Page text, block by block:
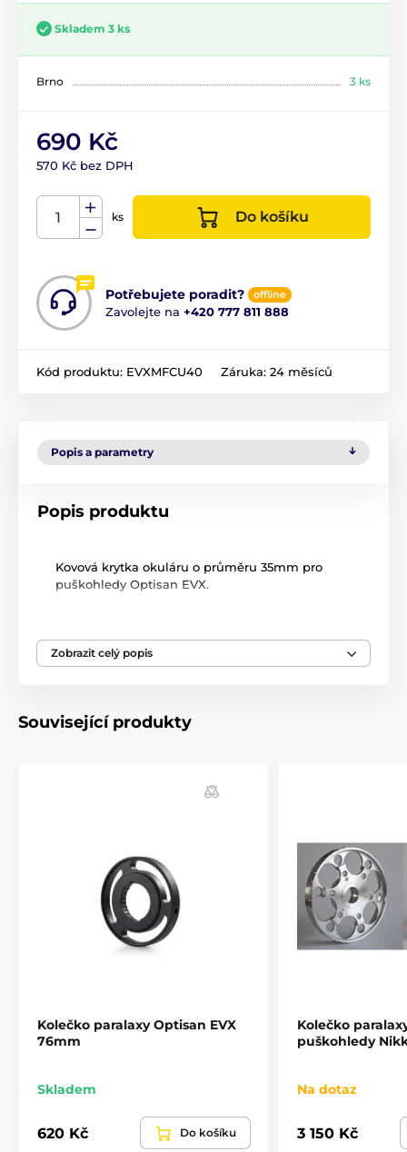
Skladem 3 ks
Brno 3 ks
690 Kč
570 Kč bez DPH
ks Do košíku
Potřebujete poradit? offline
Zavolejte na +420 777 811 888
Kód produktu: EVXMFCU40 Záruka: 24 měsíců
Popis a parametry
Popis produktu
Kovová krytka okuláru o průměru 35mm pro
puškohledy Optisan EVX.
Zobrazit celý popis
Související produkty
Kolečko paralaxy Optisan EVX
76mm
Skladem
620 Kč Do košíku
Kolečko
puškohledy
Na dotaz
3 150 Kč